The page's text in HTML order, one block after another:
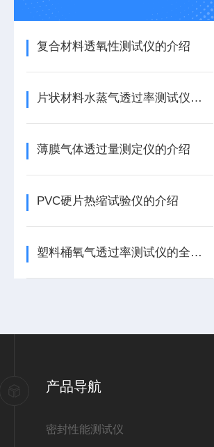
复合材料透氧性测试仪的介绍
片状材料水蒸气透过率测试仪的介绍
薄膜气体透过量测定仪的介绍
PVC硬片热缩试验仪的介绍
塑料桶氧气透过率测试仪的全面分析
产品导航
密封性能测试仪